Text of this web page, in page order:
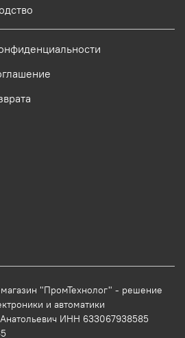
"ПромТехнолог" - решение
и автоматики
ИНН 633067938585